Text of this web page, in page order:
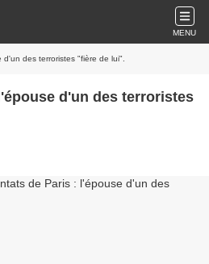
MENU
des terroristes "fière de lui".
d'un des terroristes